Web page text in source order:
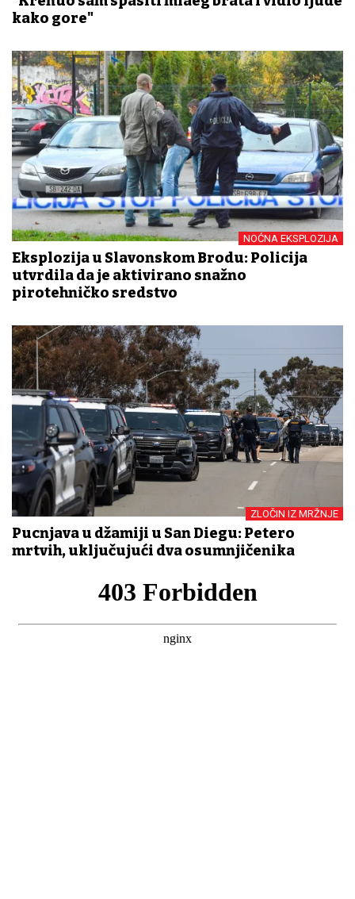
kako gore"
NOĆNA EKSPLOZIJA
Eksplozija u Slavonskom Brodu: Policija
utvrdila da je aktivirano snažno
pirotehničko sredstvo
ZLOČIN IZ MRŽNJE
Pucnjava u džamiji u San Diegu: Petero
mrtvih, uključujući dva osumnjičenika